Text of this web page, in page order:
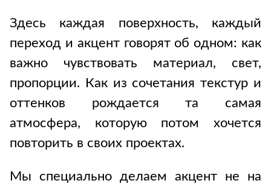
Здесь каждая поверхность, каждый
переход и акцент говорят об одном: как
важно чувствовать материал, свет,
пропорции. Как из сочетания текстур и
оттенков рождается та самая
атмосфера, которую потом хочется
повторить в своих проектах.
Мы специально делаем акцент не на